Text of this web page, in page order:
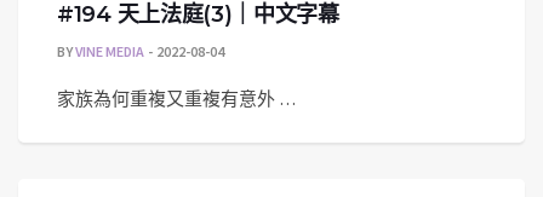
#194 天上法庭(3)｜中文字幕
BYVINE MEDIA 2022-08-04
家族為何重複又重複有意外 …